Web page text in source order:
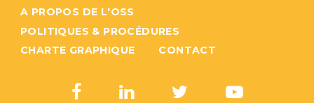
A PROPOS DE L'OSS
POLITIQUES & PROCÉDURES
CHARTE GRAPHIQUE
CONTACT